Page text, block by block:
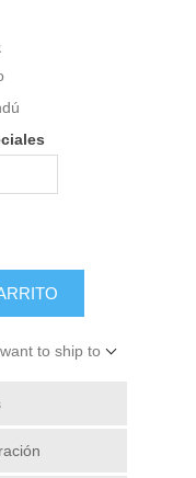
to ship to